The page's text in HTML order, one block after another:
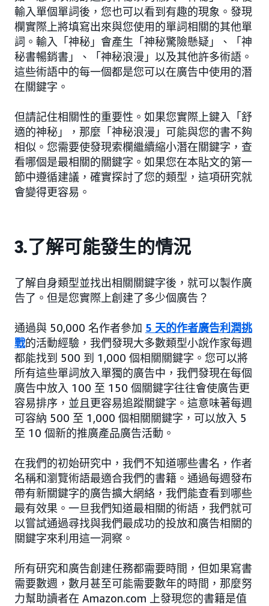
輸入單個單詞後，您也可以看到有趣的現象。發現
欄實際上將填寫出來與您使用的單詞相關的其他單
詞。輸入「神秘」會產生「神秘驚險懸疑」、「神
秘書暢銷書」、「神秘浪漫」以及其他許多術語。
這些術語中的每一個都是您可以在廣告中使用的潛
在關鍵字。
但請記住相關性的重要性。如果您實際上鍵入「舒
適的神秘」，那麼「神秘浪漫」可能與您的書不夠
相似。您需要使發現索欄繼續縮小潛在關鍵字，查
看哪個是最相關的關鍵字。如果您在本貼文的第一
節中遵循建議，確實探討了您的類型，這項研究就
會變得更容易。
3.了解可能發生的情況
了解自身類型並找出相關關鍵字後，就可以製作廣
告了。但是您實際上創建了多少個廣告？
通過與 50,000 名作者參加 5 天的作者廣告利潤挑
戰的活動經驗，我們發現大多數類型小說作家每週
都能找到 500 到 1,000 個相關關鍵字。您可以將
所有這些單詞放入單獨的廣告中，我們發現在每個
廣告中放入 100 至 150 個關鍵字往往會使廣告更
容易排序，並且更容易追蹤關鍵字。這意味著每週
可容納 500 至 1,000 個相關關鍵字，可以放入 5
至 10 個新的推廣產品廣告活動。
在我們的初始研究中，我們不知道哪些書名，作者
名稱和瀏覽術語最適合我們的書籍。通過每週發布
帶有新關鍵字的廣告擴大網絡，我們能查看到哪些
最有效果。一旦我們知道最相關的術語，我們就可
以嘗試通過尋找與我們最成功的投放和廣告相關的
關鍵字來利用這一洞察。
所有研究和廣告創建任務都需要時間，但如果寫書
需要數週，數月甚至可能需要數年的時間，那麼努
力幫助讀者在 Amazon.com 上發現您的書籍是值